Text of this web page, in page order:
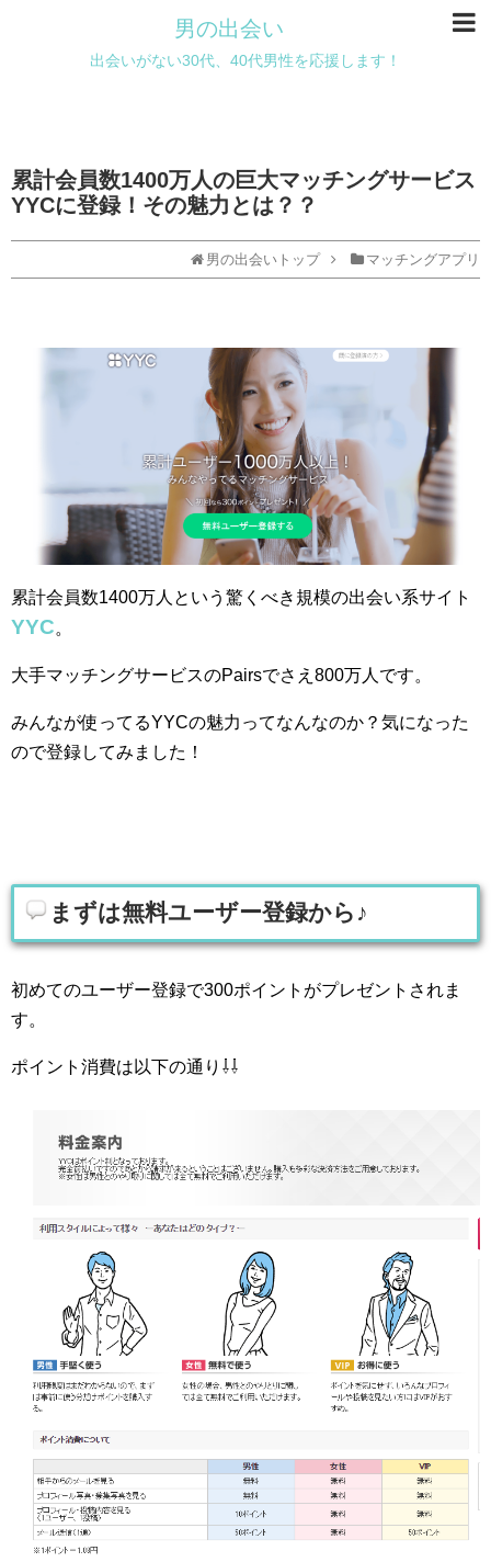
男の出会い
出会いがない30代、40代男性を応援します！
累計会員数1400万人の巨大マッチングサービス
YYCに登録！その魅力とは？？
男の出会いトップ マッチングアプリ
累計会員数1400万人という驚くべき規模の出会い系サイト
YYC。
大手マッチングサービスのPairsでさえ800万人です。
みんなが使ってるYYCの魅力ってなんなのか？気になった
ので登録してみました！
まずは無料ユーザー登録から♪
初めてのユーザー登録で300ポイントがプレゼントされま
す。
ポイント消費は以下の通り⇩⇩